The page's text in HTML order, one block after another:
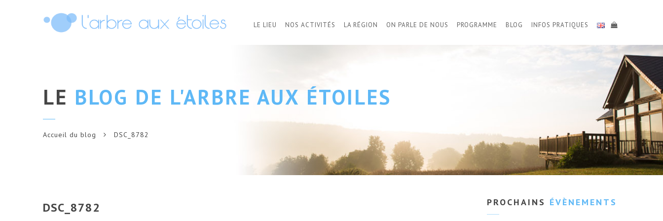
LE LIEU NOS ACTIVITÉS LA RÉGION ON PARLE DE NOUS PROGRAMME BLOG INFOS PRATIQUES
LE BLOG DE L'ARBRE AUX ÉTOILES
Accueil du blog DSC_8782
DSC_8782 PROCHAINS ÉVÈNEMENTS